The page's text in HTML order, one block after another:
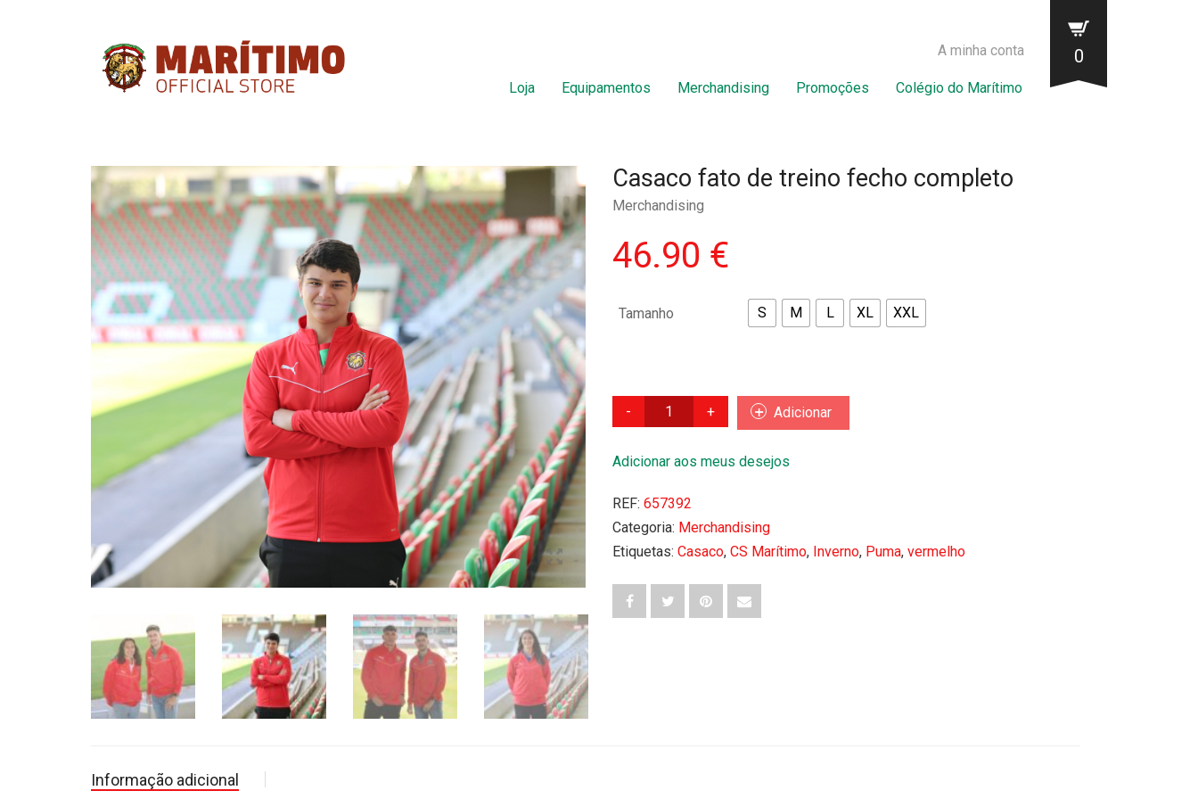
A minha conta
Loja Equipamentos Merchandising Promoções Colégio do Marítimo
0
Casaco fato de treino fecho completo
Merchandising
46.90 €
Tamanho S M L XL XXL
Quantidade
de
fato
treino
fecho
completo
Adicionar
Adicionar aos meus desejos
REF: 657392
Categoria: Merchandising
Etiquetas: Casaco, CS Marítimo, Inverno, Puma, vermelho
Informação adicional